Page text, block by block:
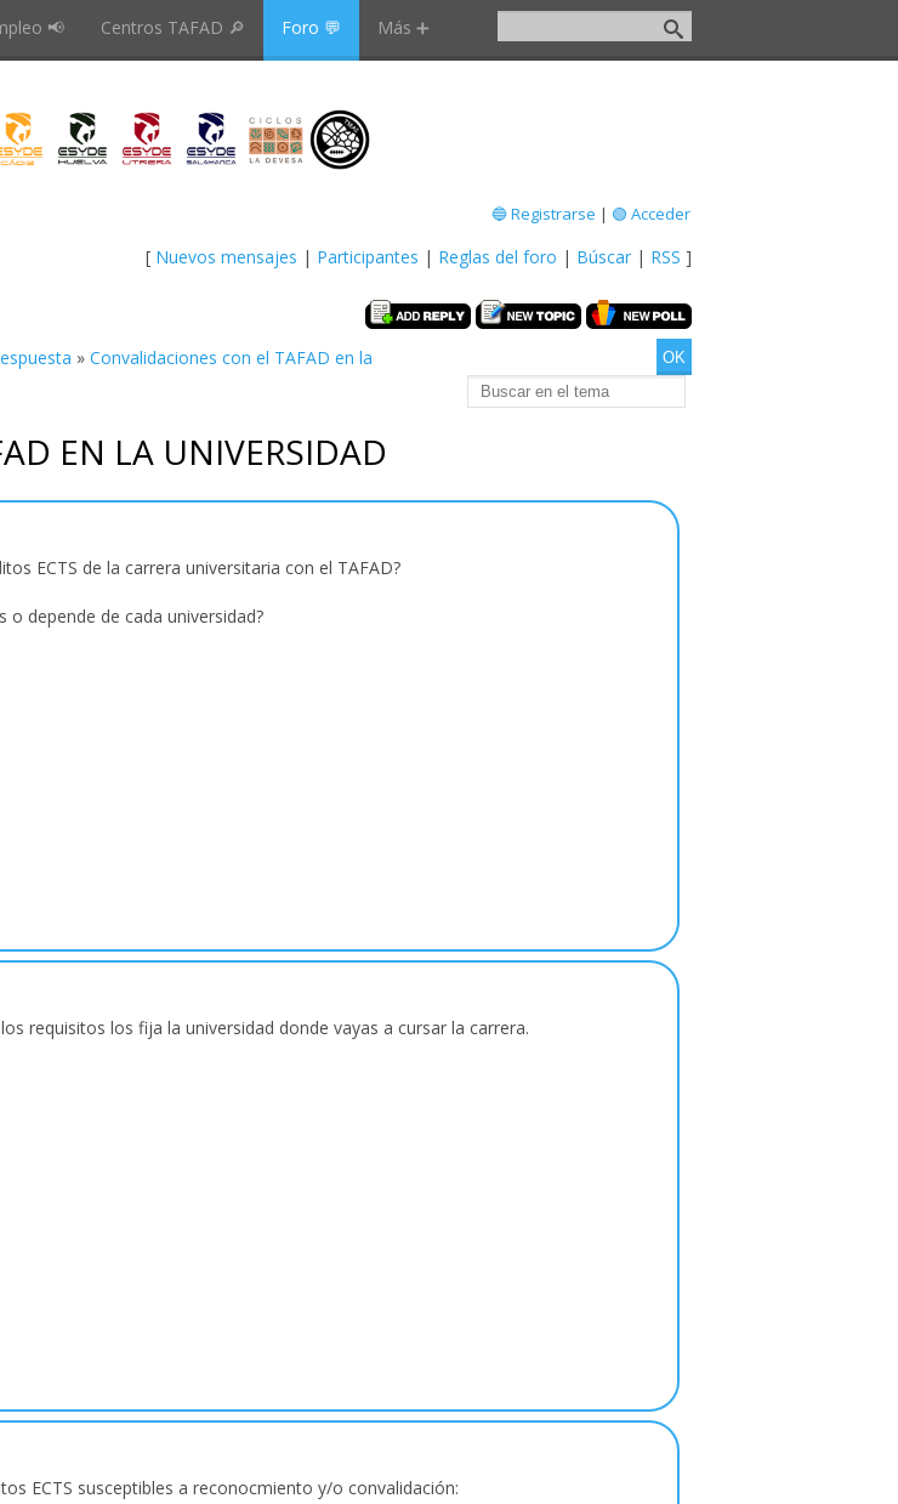
📢 Centros TAFAD 🔎 Foro 💬 Más ➕
🔵 Registrarse | 🟢 Acceder
[ Nuevos mensajes | Participantes | Reglas del foro | Búscar| RSS ]
» Convalidaciones con el TAFAD en la
EN LA UNIVERSIDAD
ECTS de la carrera universitaria con el TAFAD?
o depende de cada universidad?
requisitos los fija la universidad donde vayas a cursar la carrera.
ECTS susceptibles a reconocmiento y/o convalidación: